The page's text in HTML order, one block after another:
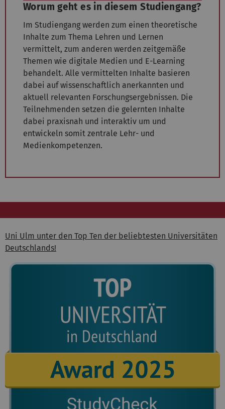
Worum geht es in diesem Studiengang?
Im Studiengang werden zum einen theoretische
Inhalte zum Thema Lehren und Lernen
vermittelt, zum anderen werden zeitgemäße
Themen wie digitale Medien und E-Learning
behandelt. Alle vermittelten Inhalte basieren
dabei auf wissenschaftlich anerkannten und
aktuell relevanten Forschungsergebnissen. Die
Teilnehmenden setzen die gelernten Inhalte
dabei praxisnah und interaktiv um und
entwickeln somit zentrale Lehr- und
Medienkompetenzen.
Uni Ulm unter den Top Ten der beliebtesten Universitäten
Deutschlands!